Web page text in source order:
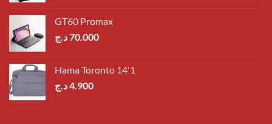
GT60 Promax
70.000د.ج
Hama Toronto 14'1
4.900د.ج